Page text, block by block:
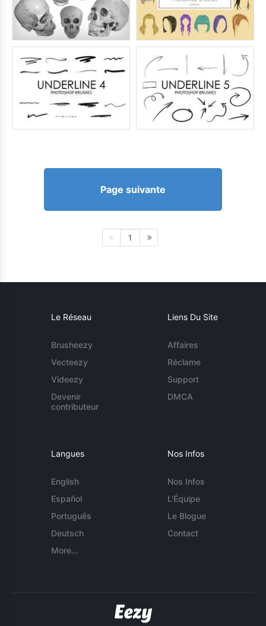
Page suivante
1
Le Réseau
Brusheezy
Vecteezy
Videezy
Devenir
contributeur
Liens Du Site
Affaires
Réclame
Support
DMCA
Langues
English
Español
Português
Deutsch
More...
Nos Infos
Nos Infos
L'Équipe
Le Blogue
Contact